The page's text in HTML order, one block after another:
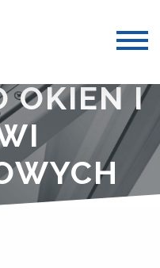
OKIEN I